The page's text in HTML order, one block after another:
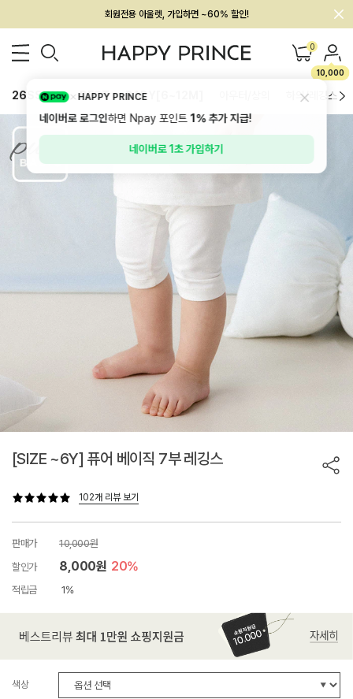
회원전용 아울렛, 가입하면 ~60% 할인!
멤버십 최대 28,000원 혜택 0
10,000
26SS 신상 BEST BABY[6~12M] 하의/레깅스
[SIZE ~6Y] 퓨어 베이직 7부 레깅스
102개 리뷰 보기
판매가
10,000원
할인가
8,000원 20%
적립금 1%
색상
HAPPY PRINCE
네이버로 로그인하면 Npay 포인트1%추가 지급!
네이버로 1초 가입하기